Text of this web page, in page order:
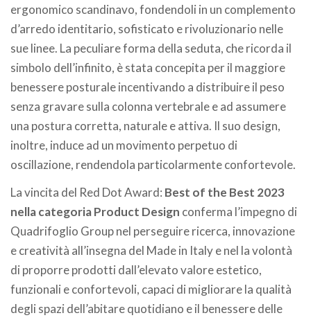
ergonomico scandinavo, fondendoli in un complemento
d’arredo identitario, sofisticato e rivoluzionario nelle
sue linee. La peculiare forma della seduta, che ricorda il
simbolo dell’infinito, è stata concepita per il maggiore
benessere posturale incentivando a distribuire il peso
senza gravare sulla colonna vertebrale e ad assumere
una postura corretta, naturale e attiva. Il suo design,
inoltre, induce ad un movimento perpetuo di
oscillazione, rendendola particolarmente confortevole.
La vincita del Red Dot Award: Best of the Best 2023
nella categoria Product Design conferma l’impegno di
Quadrifoglio Group nel perseguire ricerca, innovazione
e creatività all’insegna del Made in Italy e nel la volontà
di proporre prodotti dall’elevato valore estetico,
funzionali e confortevoli, capaci di migliorare la qualità
degli spazi dell’abitare quotidiano e il benessere delle